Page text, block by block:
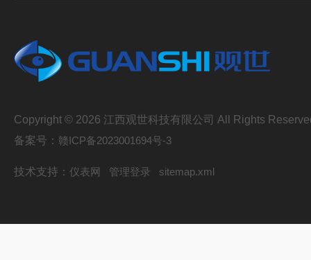
Copyright © 2026 江西观世科技有限公司 All Rights
备案号： 赣ICP备2023001694号-3
技术支持： 仪表网 管理登录 sitemap.xml